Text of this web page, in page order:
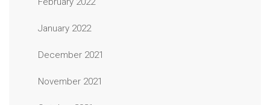
January 2022
December 2021
November 2021